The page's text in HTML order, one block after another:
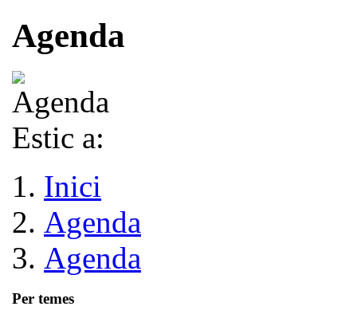
Agenda
Estic a:
Inici
Agenda
Agenda
Per temes